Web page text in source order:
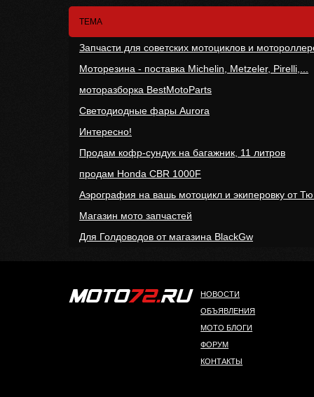
ТЕМА
Запчасти для советских мотоциклов и
Моторезина - поставка Michelin, Metzeler, Pirelli,...
моторазборка BestMotoParts
Светодиодные фары Aurora
Интересно!
Продам кофр-сундук на багажник, 11 литров
продам Honda CBR 1000F
Аэрография на вашь мотоцикл и экиперовку от
Магазин мото запчастей
Для Голдоводов от магазина BlackGw
НОВОСТИ
ОБЪЯВЛЕНИЯ
МОТО БЛОГИ
ФОРУМ
КОНТАКТЫ